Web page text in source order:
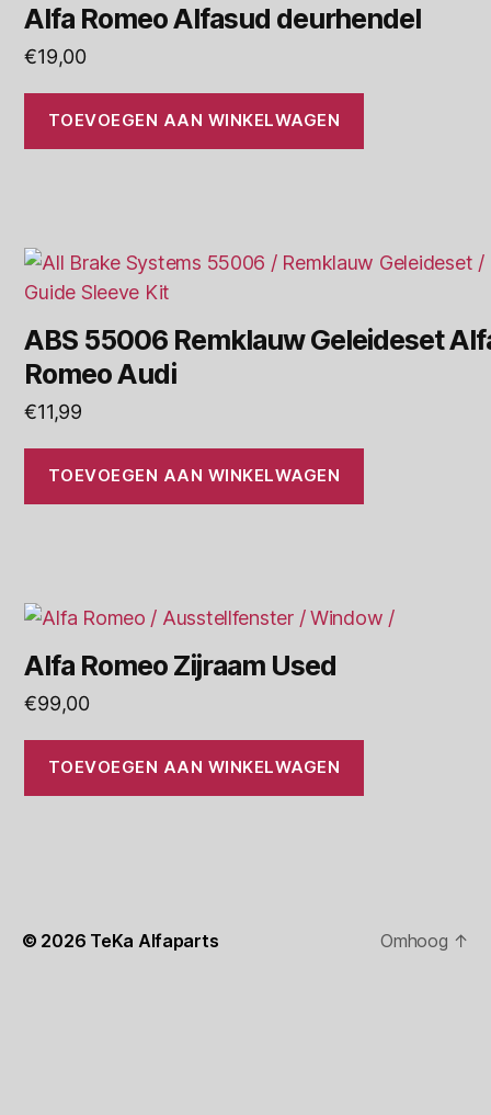
Alfa Romeo Alfasud deurhendel
€19,00
TOEVOEGEN AAN WINKELWAGEN
ABS 55006 Remklauw Geleideset
Romeo Audi
€11,99
TOEVOEGEN AAN WINKELWAGEN
Alfa Romeo Zijraam Used
€99,00
TOEVOEGEN AAN WINKELWAGEN
© 2026 TeKa Alfaparts Omhoog ↑